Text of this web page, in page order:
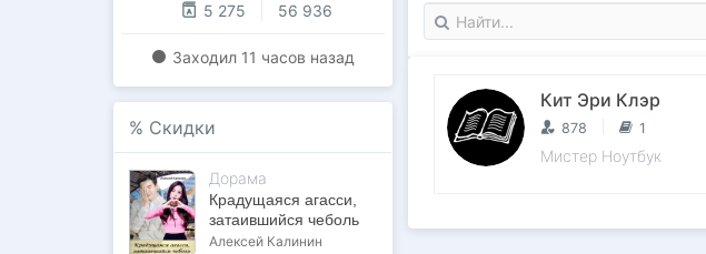
5 275 56 936
Заходил 11 часов назад
% Скидки
Дорама
Крадущаяся агасси,
затаившийся чеболь
Алексей Калинин
Кит Эри Клэр
878 1
Мистер Ноутбук